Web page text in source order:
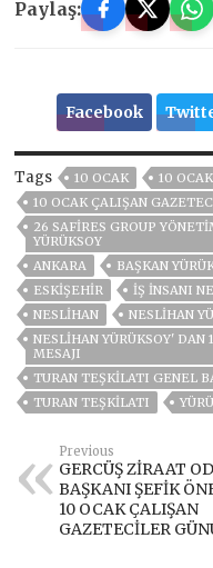
Paylaş:
Facebook
Tags 10 OCAK
10
10 OCAK ÇALIŞAN
26 SAFIRES GROUP
YÜRÜKSOY
ANKARA
BAŞKAN
ESKİŞEHİR
IŞ INSANI
NESLIHAN
NESLİHAN
NESLİHAN YÜRÜKSOY'
MESAJI
TURAN TEŞKİLATI GENEL
TURAN TEŞKILATI
Previous
GERCÜŞ ZİRAAT
BAŞKANI ŞEFİK
10 OCAK ÇALIŞAN
GAZETECİLER